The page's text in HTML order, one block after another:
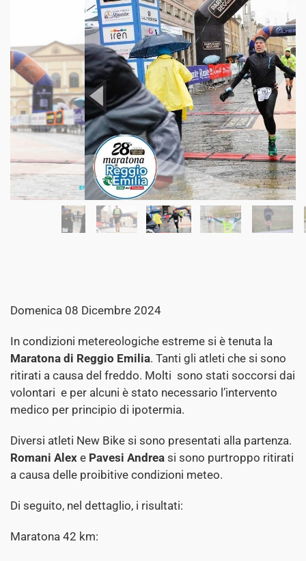
Domenica 08 Dicembre 2024
In condizioni metereologiche estreme si è tenuta la
Maratona di Reggio Emilia. Tanti gli atleti che si sono
ritirati a causa del freddo. Molti sono stati soccorsi dai
volontari e per alcuni è stato necessario l’intervento
medico per principio di ipotermia.
Diversi atleti New Bike si sono presentati alla partenza.
Romani Alex e Pavesi Andrea si sono purtroppo ritirati
a causa delle proibitive condizioni meteo.
Di seguito, nel dettaglio, i risultati:
Maratona 42 km: